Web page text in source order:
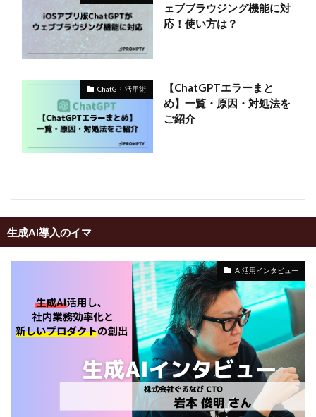
ェブブラウジング機能に対
応！使い方は？
ChatGPT活用術
【ChatGPTエラーまと
め】一覧・原因・対処法を
ご紹介
生成AI導入のイマ
AI活用インタビュー